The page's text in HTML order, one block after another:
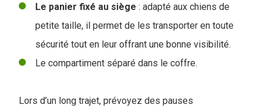
Le panier fixé au siège : adapté aux chiens de
petite taille, il permet de les transporter en toute
sécurité tout en leur offrant une bonne visibilité.
Le compartiment séparé dans le coffre.
Lors d’un long trajet, prévoyez des pauses